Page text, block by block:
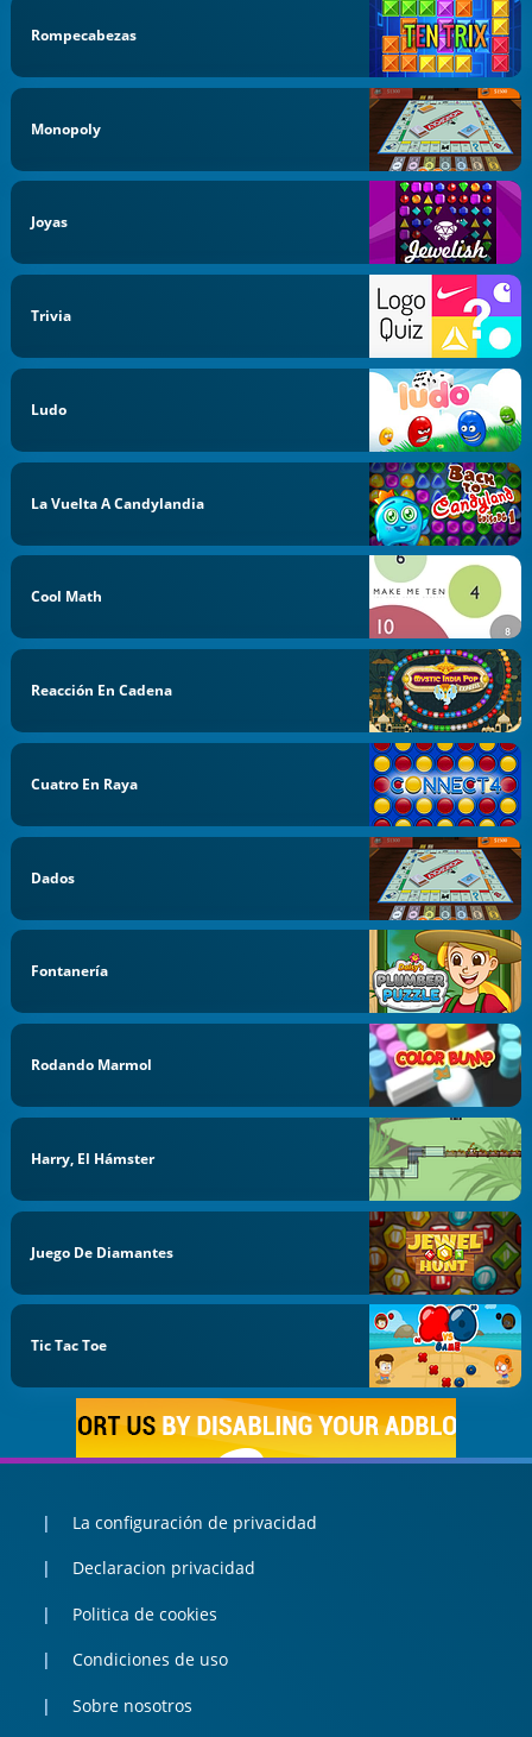
Rompecabezas
Monopoly
Joyas
Trivia
Ludo
La Vuelta A Candylandia
Cool Math
Reacción En Cadena
Cuatro En Raya
Dados
Fontanería
Rodando Marmol
Harry, El Hámster
Juego De Diamantes
Tic Tac Toe
La configuración de privacidad
Declaracion privacidad
Politica de cookies
Condiciones de uso
Sobre nosotros